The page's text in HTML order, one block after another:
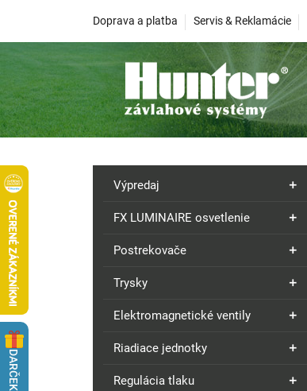
Doprava a platba Servis & Reklamácie
Výpredaj
FX LUMINAIRE osvetlenie
Postrekovače
Trysky
Elektromagnetické ventily
Riadiace jednotky
Regulácia tlaku
DARČEKY